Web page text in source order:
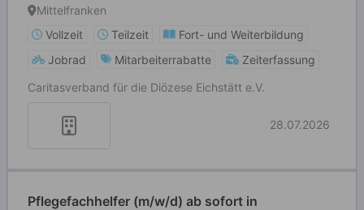
Mittelfranken
Vollzeit
Teilzeit
Fort- und Weiterbildung
Jobrad
Mitarbeiterrabatte
Zeiterfassung
Caritasverband für die Diözese Eichstätt e.V.
28.07.2026
Pflegefachhelfer (m/w/d) ab sofort in